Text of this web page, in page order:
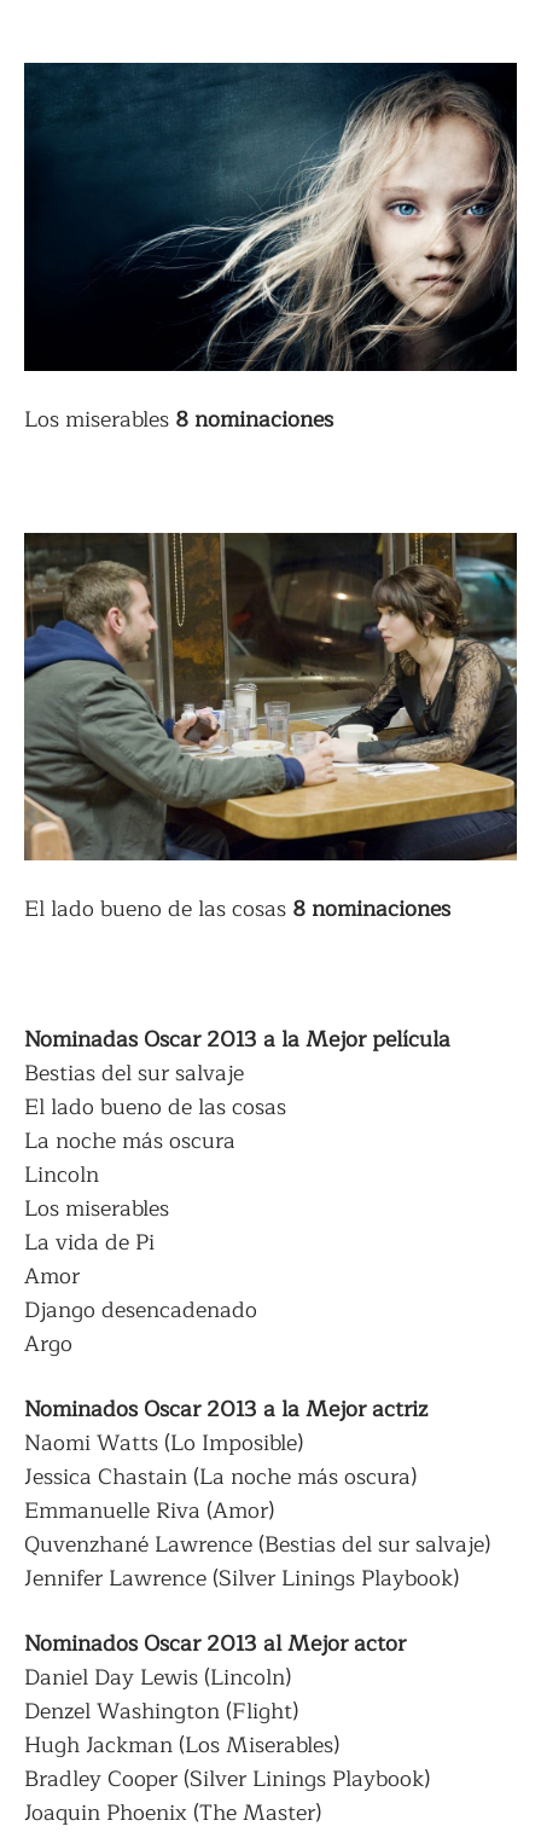
Los miserables 8 nominaciones
El lado bueno de las cosas 8 nominaciones
Nominadas Oscar 2013 a la Mejor película
Bestias del sur salvaje
El lado bueno de las cosas
La noche más oscura
Lincoln
Los miserables
La vida de Pi
Amor
Django desencadenado
Argo
Nominados Oscar 2013 a la Mejor actriz
Naomi Watts (Lo Imposible)
Jessica Chastain (La noche más oscura)
Emmanuelle Riva (Amor)
Quvenzhané Lawrence (Bestias del sur salvaje)
Jennifer Lawrence (Silver Linings Playbook)
Nominados Oscar 2013 al Mejor actor
Daniel Day Lewis (Lincoln)
Denzel Washington (Flight)
Hugh Jackman (Los Miserables)
Bradley Cooper (Silver Linings Playbook)
Joaquin Phoenix (The Master)